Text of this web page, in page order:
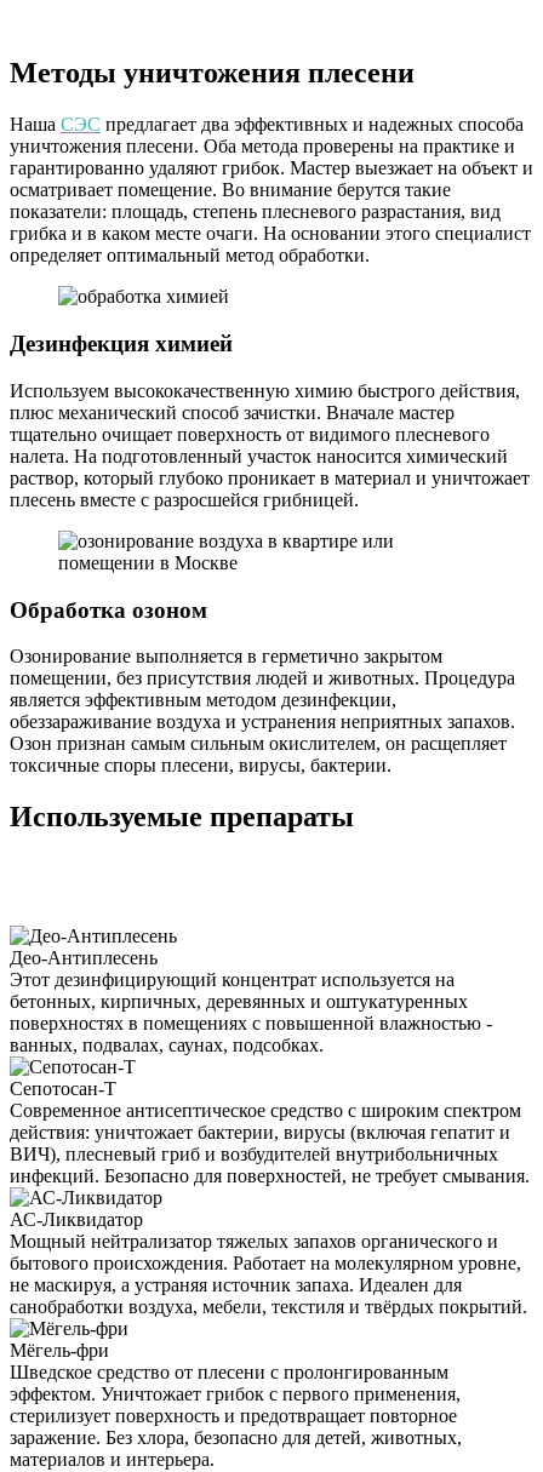
Методы уничтожения плесени
Наша СЭС предлагает два эффективных и надежных способа
уничтожения плесени. Оба метода проверены на практике и
гарантированно удаляют грибок. Мастер выезжает на объект и
осматривает помещение. Во внимание берутся такие
показатели: площадь, степень плесневого разрастания, вид
грибка и в каком месте очаги. На основании этого специалист
определяет оптимальный метод обработки.
Дезинфекция химией
Используем высококачественную химию быстрого действия,
плюс механический способ зачистки. Вначале мастер
тщательно очищает поверхность от видимого плесневого
налета. На подготовленный участок наносится химический
раствор, который глубоко проникает в материал и уничтожает
плесень вместе с разросшейся грибницей.
Обработка озоном
Озонирование выполняется в герметично закрытом
помещении, без присутствия людей и животных. Процедура
является эффективным методом дезинфекции,
обеззараживание воздуха и устранения неприятных запахов.
Озон признан самым сильным окислителем, он расщепляет
токсичные споры плесени, вирусы, бактерии.
Используемые препараты
Део-Антиплесень
Этот дезинфицирующий концентрат используется на
бетонных, кирпичных, деревянных и оштукатуренных
поверхностях в помещениях с повышенной влажностью -
ванных, подвалах, саунах, подсобках.
Сепотосан-Т
Современное антисептическое средство с широким спектром
действия: уничтожает бактерии, вирусы (включая гепатит и
ВИЧ), плесневый гриб и возбудителей внутрибольничных
инфекций. Безопасно для поверхностей, не требует смывания.
АС-Ликвидатор
Мощный нейтрализатор тяжелых запахов органического и
бытового происхождения. Работает на молекулярном уровне,
не маскируя, а устраняя источник запаха. Идеален для
санобработки воздуха, мебели, текстиля и твёрдых покрытий.
Мёгель-фри
Шведское средство от плесени с пролонгированным
эффектом. Уничтожает грибок с первого применения,
стерилизует поверхность и предотвращает повторное
заражение. Без хлора, безопасно для детей, животных,
материалов и интерьера.